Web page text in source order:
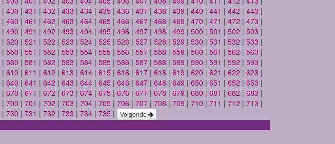
| 430 | 431 | 432 | 433 | 434 | 435 | 436 | 437 | 438 | 439 | 440 | 441 | 442 | 443 |
| 460 | 461 | 462 | 463 | 464 | 465 | 466 | 467 | 468 | 469 | 470 | 471 | 472 | 473 |
| 490 | 491 | 492 | 493 | 494 | 495 | 496 | 497 | 498 | 499 | 500 | 501 | 502 | 503 |
| 520 | 521 | 522 | 523 | 524 | 525 | 526 | 527 | 528 | 529 | 530 | 531 | 532 | 533 |
| 550 | 551 | 552 | 553 | 554 | 555 | 556 | 557 | 558 | 559 | 560 | 561 | 562 | 563 |
| 580 | 581 | 582 | 583 | 584 | 585 | 586 | 587 | 588 | 589 | 590 | 591 | 592 | 593 |
| 610 | 611 | 612 | 613 | 614 | 615 | 616 | 617 | 618 | 619 | 620 | 621 | 622 | 623 |
| 640 | 641 | 642 | 643 | 644 | 645 | 646 | 647 | 648 | 649 | 650 | 651 | 652 | 653 |
| 670 | 671 | 672 | 673 | 674 | 675 | 676 | 677 | 678 | 679 | 680 | 681 | 682 | 683 |
| 700 | 701 | 702 | 703 | 704 | 705 | 706 | 707 | 708 | 709 | 710 | 711 | 712 | 713 |
| 730 | 731 | 732 | 733 | 734 | 735 | Volgende